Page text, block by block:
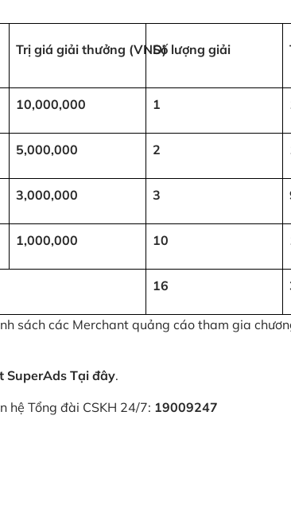
Trị giá giải thưởng (VND)Số lượng giải
10,000,000 1
5,000,000 2
3,000,000 3
1,000,000 10
16
sách các Merchant quảng cáo tham gia
SuperAds Tại đây.
hệ Tổng đài CSKH 24/7: 19009247